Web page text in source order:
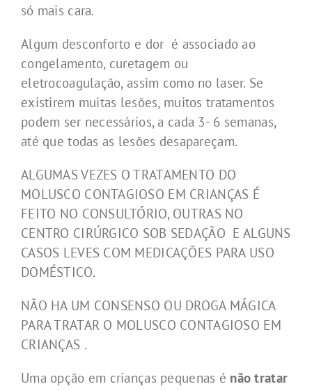
só mais cara.
Algum desconforto e dor é associado ao
congelamento, curetagem ou
eletrocoagulação, assim como no laser. Se
existirem muitas lesões, muitos tratamentos
podem ser necessários, a cada 3- 6 semanas,
até que todas as lesões desapareçam.
ALGUMAS VEZES O TRATAMENTO DO
MOLUSCO CONTAGIOSO EM CRIANÇAS É
FEITO NO CONSULTÓRIO, OUTRAS NO
CENTRO CIRÚRGICO SOB SEDAÇÃO E ALGUNS
CASOS LEVES COM MEDICAÇÕES PARA USO
DOMÉSTICO.
NÃO HA UM CONSENSO OU DROGA MÁGICA
PARA TRATAR O MOLUSCO CONTAGIOSO EM
CRIANÇAS .
Uma opção em crianças pequenas é não tratar